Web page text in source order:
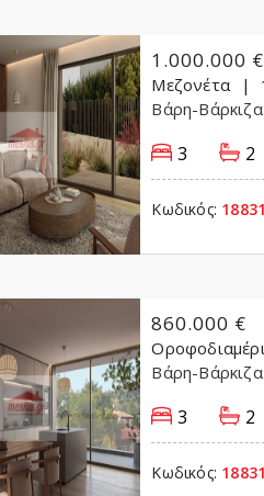
1.000.000 €
Μεζονέτα
Βάρη-Βάρκιζα
3 2
Κωδικός:
860.000 €
Βάρη-Βάρκιζα
3 2
Κωδικός: